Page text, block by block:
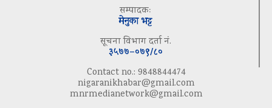
सम्पादकः
मेनुका भट्ट
सूचना विभाग दर्ता नं.
३५७७–०७९/८०
Contact no.: 9848844474
nigaranikhabar@gmail.com
mnrmedianetwork@gmail.com